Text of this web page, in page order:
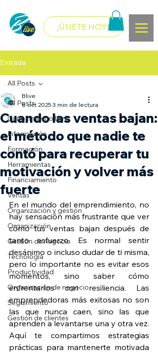
¡ÚNETE HOY!
Entrada
All Posts
Conocimiento libre
Información
Formación
Herramientas
Financiamiento
Ventas
Organización y gestión
Organización
Gestión de negocio
Tecnología
Productividad
Organización de negocio
Seguimiento
Gestión de clientes
All Posts
Cuando las ventas bajan:
el método que nadie te
contó para recuperar tu
motivación y volver más
fuerte
Blive
8 oct 2025 3 min de lectura
En el mundo del emprendimiento, no
hay sensación más frustrante que ver
cómo tus ventas bajan después de
tanto esfuerzo. Es normal sentir
desánimo o incluso dudar de ti misma,
pero lo importante no es evitar esos
momentos, sino saber cómo
enfrentarlos con resiliencia. Las
emprendedoras más exitosas no son
las que nunca caen, sino las que
aprenden a levantarse una y otra vez.
Aquí te compartimos estrategias
prácticas para mantenerte motivada